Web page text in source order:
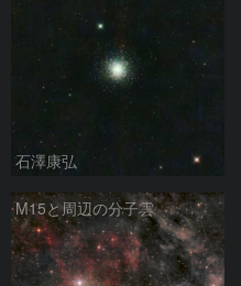
石澤康弘
M15と周辺の分子雲